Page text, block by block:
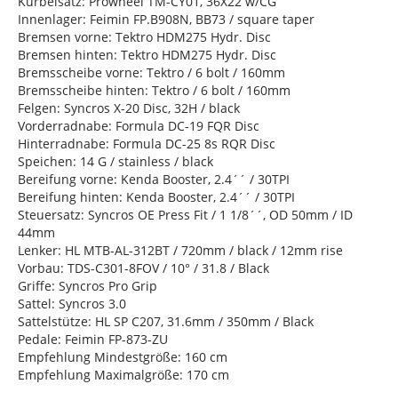
Innenlager: Feimin FP.B908N, BB73 / square taper
Bremsen vorne: Tektro HDM275 Hydr. Disc
Bremsen hinten: Tektro HDM275 Hydr. Disc
Bremsscheibe vorne: Tektro / 6 bolt / 160mm
Bremsscheibe hinten: Tektro / 6 bolt / 160mm
Felgen: Syncros X-20 Disc, 32H / black
Vorderradnabe: Formula DC-19 FQR Disc
Hinterradnabe: Formula DC-25 8s RQR Disc
Speichen: 14 G / stainless / black
Bereifung vorne: Kenda Booster, 2.4´´ / 30TPI
Bereifung hinten: Kenda Booster, 2.4´´ / 30TPI
Steuersatz: Syncros OE Press Fit / 1 1/8´´, OD 50mm / ID
44mm
Lenker: HL MTB-AL-312BT / 720mm / black / 12mm rise
Vorbau: TDS-C301-8FOV / 10° / 31.8 / Black
Griffe: Syncros Pro Grip
Sattel: Syncros 3.0
Sattelstütze: HL SP C207, 31.6mm / 350mm / Black
Pedale: Feimin FP-873-ZU
Empfehlung Mindestgröße: 160 cm
Empfehlung Maximalgröße: 170 cm